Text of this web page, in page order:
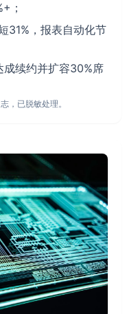
；
31%，报表自动化节
成续约并扩容30%席
，已脱敏处理。